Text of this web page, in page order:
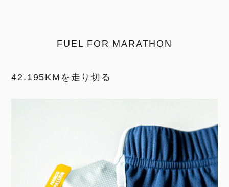
FUEL FOR MARATHON
42.195KMを走り切る